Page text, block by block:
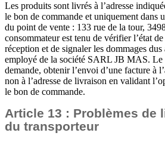
Les produits sont livrés à l’adresse
le bon de commande et uniquement dans
du point de vente : 133 rue de la tour,
consommateur est tenu de vérifier l’état
réception et de signaler les dommages
employé de la société SARL JB MAS. Le
demande, obtenir l’envoi d’une facture à
non à l’adresse de livraison en validant
le bon de commande.
Article 13 : Problèmes de
du transporteur